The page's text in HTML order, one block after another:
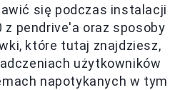
się podczas instalacji
pendrive'a oraz sposoby
które tutaj znajdziesz,
użytkowników
napotykanych w tym